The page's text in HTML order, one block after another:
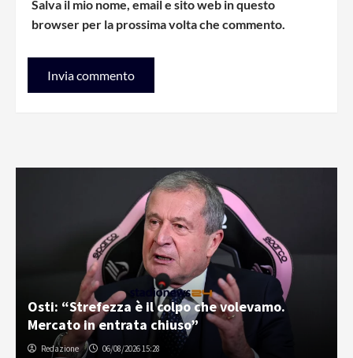
Salva il mio nome, email e sito web in questo
browser per la prossima volta che commento.
Osti: “Strefezza è il colpo che volevamo.
Mercato in entrata chiuso”
Redazione 06/08/2026 15:28